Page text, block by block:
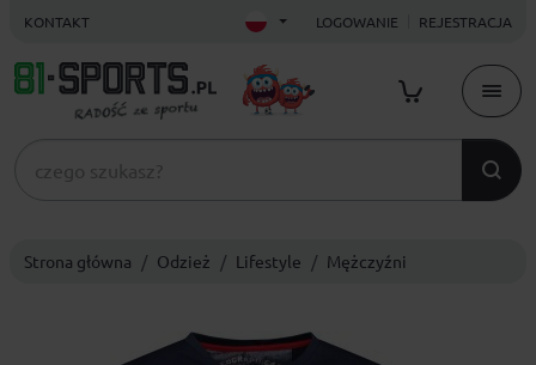
KONTAKT LOGOWANIE REJESTRACJA
Strona główna Odzież Lifestyle Mężczyźni